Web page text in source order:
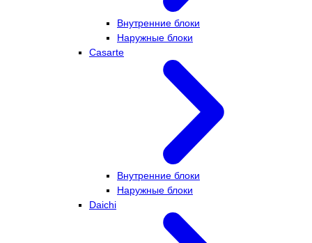
Внутренние блоки
Наружные блоки
Casarte
Внутренние блоки
Наружные блоки
Daichi